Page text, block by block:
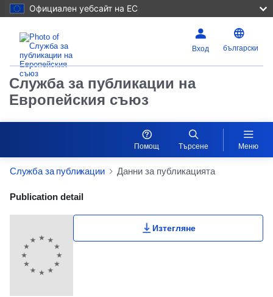
Официален уебсайт на ЕС
Вход български
Служба за публикации на
Европейския съюз
Помощ Търсене Меню
Служба за публикации Данни за публикацията
Publication Detail Actions Portlet
Publication detail
Изтегляне